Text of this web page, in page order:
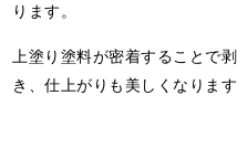
ります。
上塗り塗料が密着することで
き、仕上がりも美しくなります